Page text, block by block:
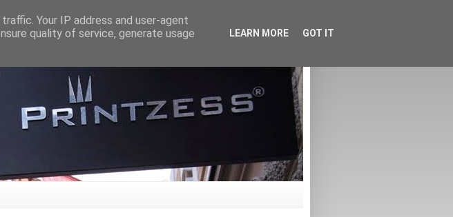
Your IP address and user-agent
quality of service, generate usage
LEARN MORE GOT IT